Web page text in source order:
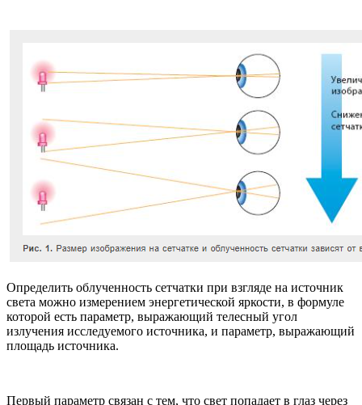
Определить облученность сетчатки при взгляде на источник
света можно измерением энергетической яркости, в формуле
которой есть параметр, выражающий телесный угол
излучения исследуемого источника, и параметр, выражающий
площадь источника.
Первый параметр связан с тем, что свет попадает в глаз через